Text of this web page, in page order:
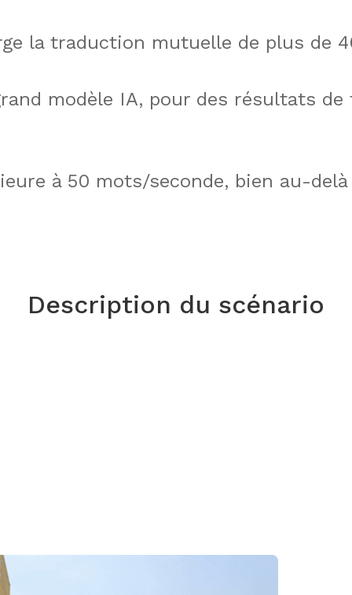
la traduction mutuelle de plus de
modèle IA, pour des résultats
à 50 mots/seconde, bien au-
Description du scénario